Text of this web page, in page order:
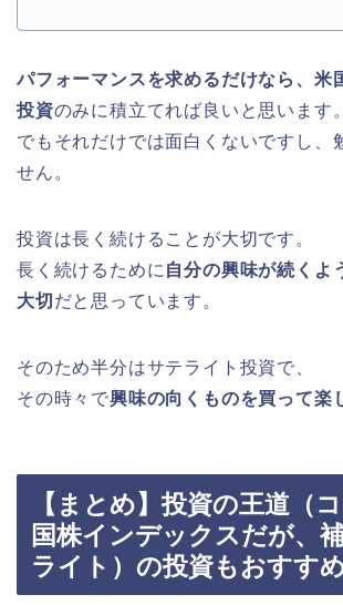
パフォーマンスを求めるだけなら、米
投資のみに積立てれば良いと思います。
でもそれだけでは面白くないですし、
せん。
投資は長く続けることが大切です。
長く続けるために 自分の興味が続くよ
大切 だと思っています。
そのため半分はサテライト投資で、
その時々で興味の向くものを買って楽
【まとめ】投資の王道（
国株インデックスだが、
ライト）の投資もおすす